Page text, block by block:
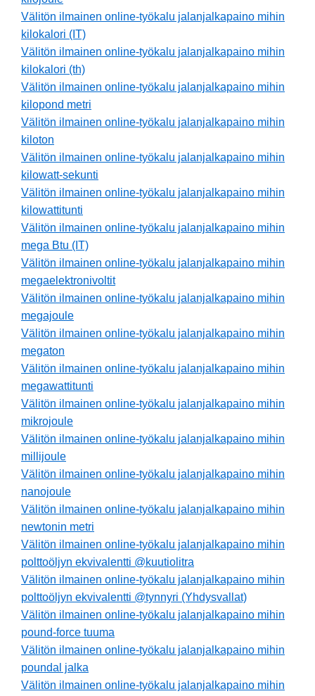
Välitön ilmainen online-työkalu jalanjalkapaino mihin
kilokalori (IT)
Välitön ilmainen online-työkalu jalanjalkapaino mihin
kilokalori (th)
Välitön ilmainen online-työkalu jalanjalkapaino mihin
kilopond metri
Välitön ilmainen online-työkalu jalanjalkapaino mihin
kiloton
Välitön ilmainen online-työkalu jalanjalkapaino mihin
kilowatt-sekunti
Välitön ilmainen online-työkalu jalanjalkapaino mihin
kilowattitunti
Välitön ilmainen online-työkalu jalanjalkapaino mihin
mega Btu (IT)
Välitön ilmainen online-työkalu jalanjalkapaino mihin
megaelektronivoltit
Välitön ilmainen online-työkalu jalanjalkapaino mihin
megajoule
Välitön ilmainen online-työkalu jalanjalkapaino mihin
megaton
Välitön ilmainen online-työkalu jalanjalkapaino mihin
megawattitunti
Välitön ilmainen online-työkalu jalanjalkapaino mihin
mikrojoule
Välitön ilmainen online-työkalu jalanjalkapaino mihin
millijoule
Välitön ilmainen online-työkalu jalanjalkapaino mihin
nanojoule
Välitön ilmainen online-työkalu jalanjalkapaino mihin
newtonin metri
Välitön ilmainen online-työkalu jalanjalkapaino mihin
polttoöljyn ekvivalentti @kuutiolitra
Välitön ilmainen online-työkalu jalanjalkapaino mihin
polttoöljyn ekvivalentti @tynnyri (Yhdysvallat)
Välitön ilmainen online-työkalu jalanjalkapaino mihin
pound-force tuuma
Välitön ilmainen online-työkalu jalanjalkapaino mihin
poundal jalka
Välitön ilmainen online-työkalu jalanjalkapaino mihin